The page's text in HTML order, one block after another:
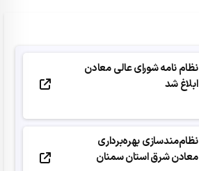
نظام نامه شورای عالی معادن
ابلاغ شد
نظام‌مندسازی بهره‌برداری
معادن شرق استان سمنان